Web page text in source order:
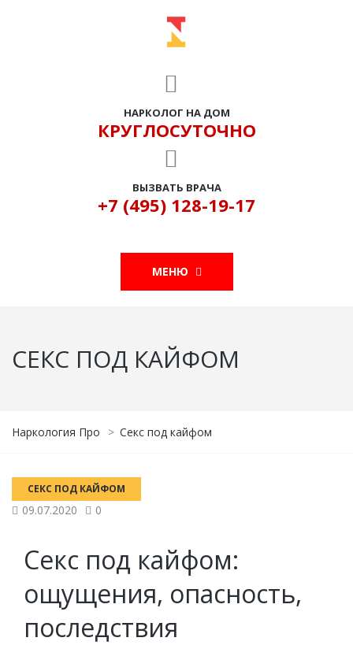
НАРКОЛОГ НА ДОМ
КРУГЛОСУТОЧНО
ВЫЗВАТЬ ВРАЧА
+7 (495) 128-19-17
МЕНЮ
СЕКС ПОД КАЙФОМ
Наркология Про > Секс под кайфом
СЕКС ПОД КАЙФОМ
09.07.2020 0
Секс под кайфом:
ощущения, опасность,
последствия